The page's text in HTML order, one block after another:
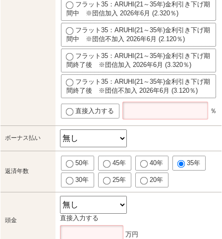
フラット35：ARUHI(21～35年)金利引き下げ期
間中 ※団信加入 2026年6月 (2.320％)
フラット35：ARUHI(21～35年)金利引き下げ期
間中 ※団信不加入 2026年6月 (2.120％)
フラット35：ARUHI(21～35年)金利引き下げ期
間終了後 ※団信加入 2026年6月 (3.320％)
フラット35：ARUHI(21～35年)金利引き下げ期
間終了後 ※団信不加入 2026年6月 (3.120％)
直接入力する ％
ボーナス払い
返済年数
50年 45年 40年 35年
30年 25年 20年
頭金 直接入力する
万円